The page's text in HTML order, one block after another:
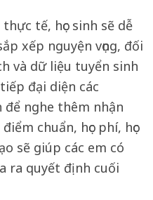
tế, học sinh sẽ dễ
xếp nguyện vọng, đối
và dữ liệu tuyển sinh
đại diện các
nghe thêm nhận
chuẩn, học phí, học
sẽ giúp các em có
ra quyết định cuối